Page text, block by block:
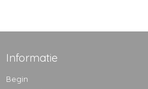
Informatie
Begin